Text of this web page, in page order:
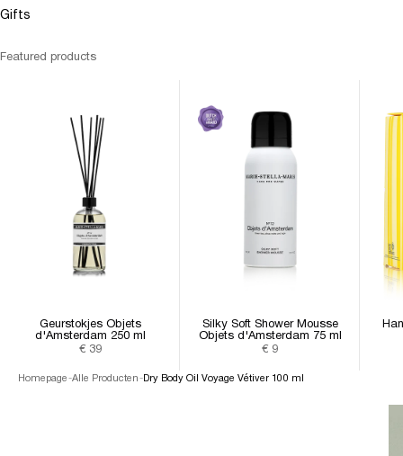
Gifts
Featured products
Geurstokjes Objets
d'Amsterdam 250 ml
Aanbiedingsprijs
€ 39
Silky Soft Shower Mousse
Objets d'Amsterdam 75 ml
Aanbiedingsprijs
€ 9
Homepage -Alle Producten -Dry Body Oil Voyage Vétiver 100 ml